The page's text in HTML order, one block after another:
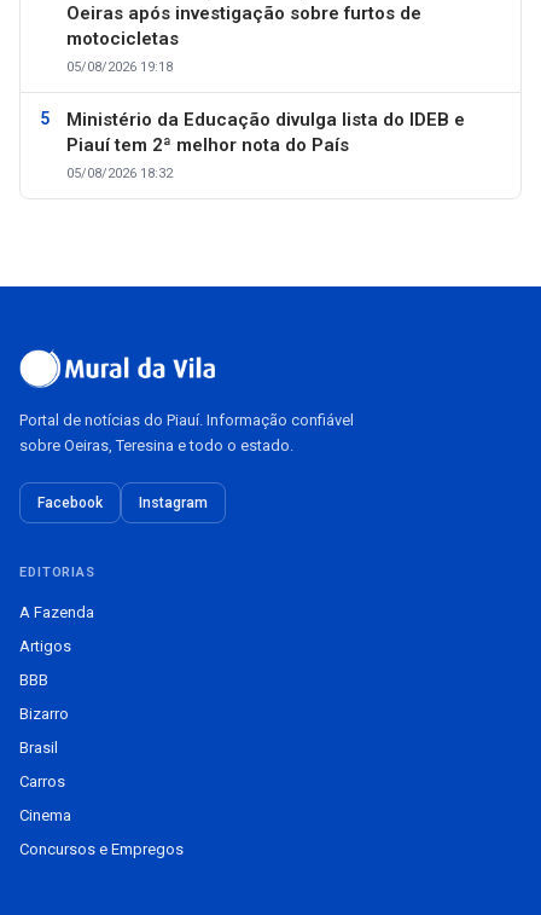
Oeiras após investigação sobre furtos de
motocicletas
05/08/2026 19:18
Ministério da Educação divulga lista do IDEB e
Piauí tem 2ª melhor nota do País
05/08/2026 18:32
Portal de notícias do Piauí. Informação confiável
sobre Oeiras, Teresina e todo o estado.
Facebook Instagram
EDITORIAS
A Fazenda
Artigos
BBB
Bizarro
Brasil
Carros
Cinema
Concursos e Empregos